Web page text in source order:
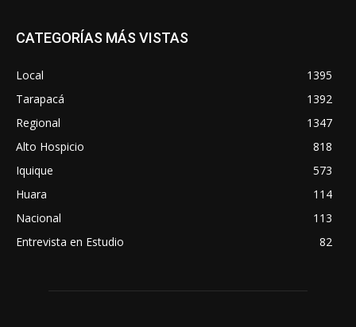
CATEGORÍAS MÁS VISTAS
Local
1395
Tarapacá
1392
Regional
1347
Alto Hospicio
818
Iquique
573
Huara
114
Nacional
113
Entrevista en Estudio
82